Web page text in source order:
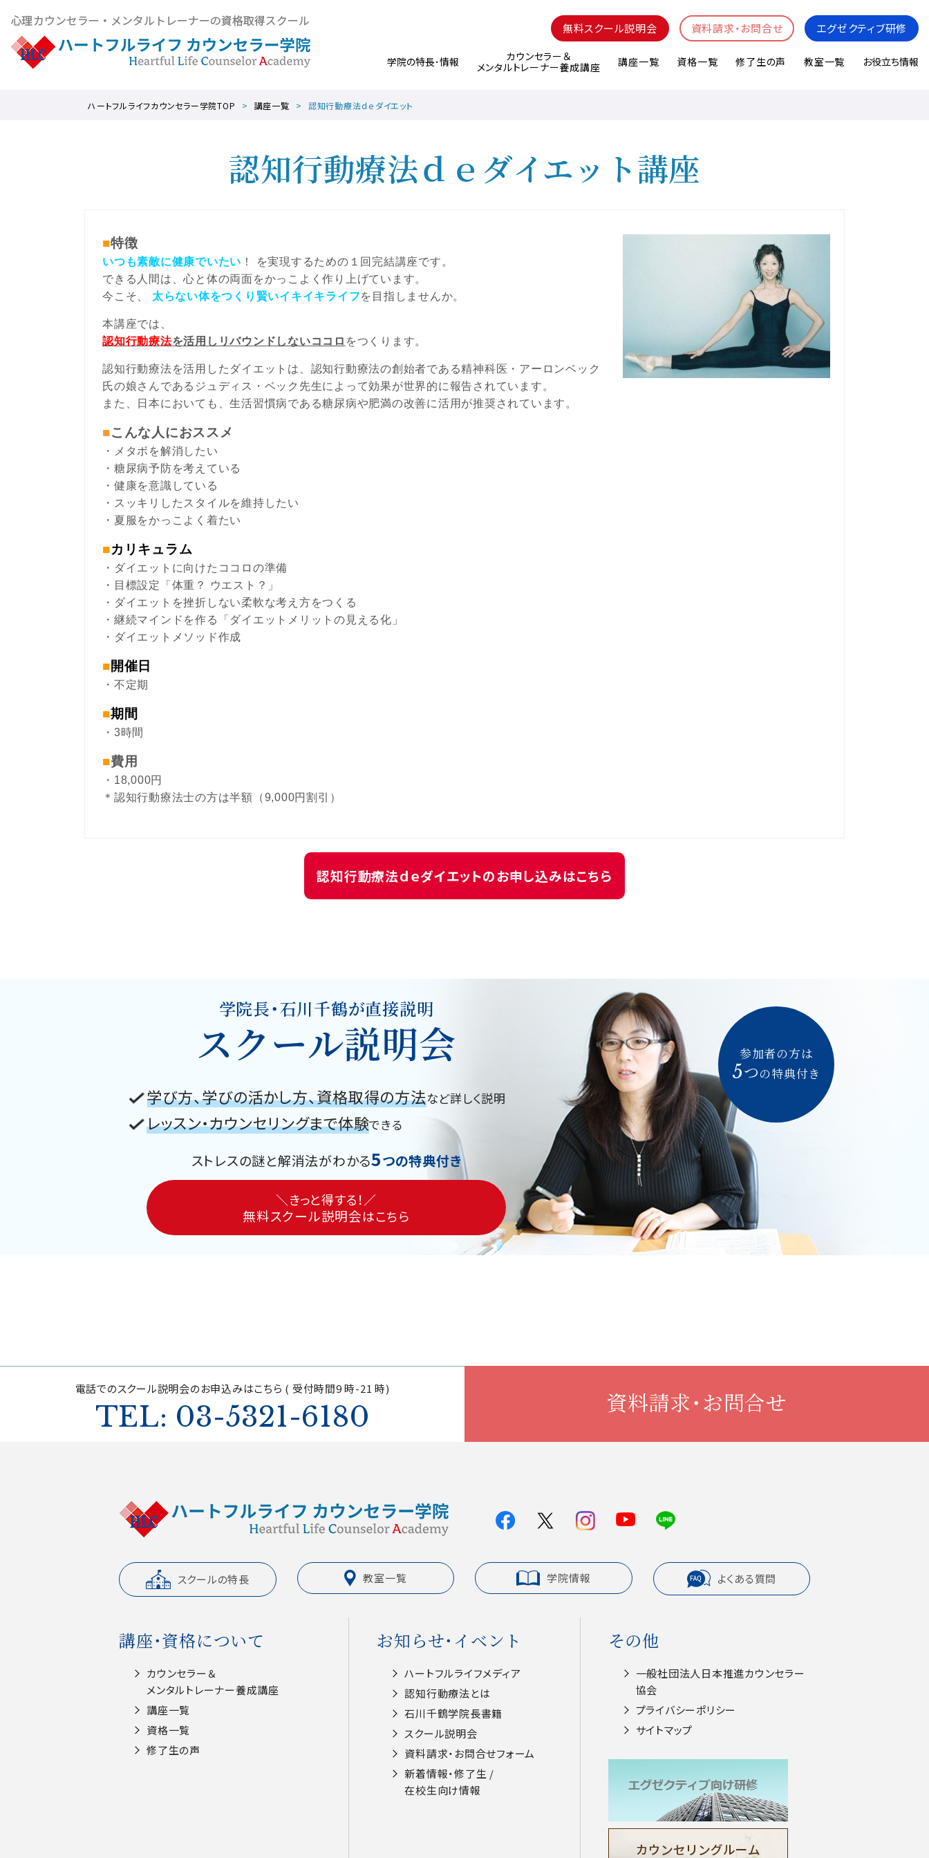
無料スクール説明会 資料請求・お問合せ エグゼクティブ研修
学院の特長･情報
カウンセラー＆
メンタルトレーナー養成講座
講座一覧 資格一覧 修了生の声 教室一覧 お役立ち情報
ハートフルライフカウンセラー学院TOP 講座一覧 認知行動療法ｄｅダイエット
認知行動療法ｄｅダイエット講座
■特徴
いつも素敵に健康でいたい ！ を実現するための１回完結講座です。
できる人間は、心と体の両面をかっこよく作り上げています。
今こそ、 太らない体をつくり賢いイキイキライフを目指しませんか。
本講座では、
認知行動療法を活用しリバウンドしないココロ をつくります。
認知行動療法を活用したダイエットは、 認知行動療法の創始者である精神科医・アーロンベック
氏の娘さんであるジュディス・ベック先生によって効果が世界的に報告されています。
また、日本においても、生活習慣病である糖尿病や肥満の改善に活用が推奨されています。
■こんな人におススメ
・メタボを解消したい
・糖尿病予防を考えている
・健康を意識している
・スッキリしたスタイルを維持したい
・夏服をかっこよく着たい
■カリキュラム
・ダイエットに向けたココロの準備
・目標設定「体重？ ウエスト？」
・ダイエットを挫折しない柔軟な考え方をつくる
・継続マインドを作る「ダイエットメリットの見える化」
・ダイエットメソッド作成
■開催日
・不定期
■期間
・3時間
■費用
・18,000円
＊認知行動療法士の方は半額（9,000円割引）
認知行動療法ｄｅダイエットのお申し込みはこちら
学院長・石川千鶴が直接説明
スクール説明会
学び方、学びの活かし方、資格取得の方法など詳しく説明
レッスン・カウンセリングまで体験できる
ストレスの謎と解消法がわかる5つの特典付き
＼きっと得する！／
無料スクール説明会はこちら
参加者の方は
5つの特典付き
電話でのスクール説明会のお申込みはこちら ( 受付時間9 時-21 時)
TEL: 03-5321-6180 資料請求・お問合せ
スクールの特長 教室一覧 学院情報 よくある質問
講座・資格について
カウンセラー＆
メンタルトレーナー養成講座
講座一覧
資格一覧
修了生の声
お知らせ・イベント
ハートフルライフメディア
認知⾏動療法とは
⽯川千鶴学院⻑書籍
スクール説明会
資料請求・お問合せフォーム
新着情報・修了生 /
在校⽣向け情報
その他
一般社団法人⽇本推進カウンセラー
協会
プライバシーポリシー
サイトマップ